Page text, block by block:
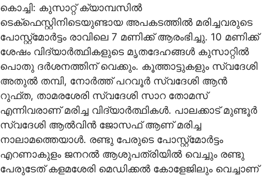
കൊച്ചി: കുസാറ്റ് ക്യാമ്പസില്‍
ടെക്‌ഫെസ്റ്റിനിടെയുണ്ടായ അപകടത്തില്‍ മരിച്ചവരുടെ
പോസ്റ്റ്‌മോര്‍ട്ടം രാവിലെ 7 മണിക്ക് ആരംഭിച്ചു. 10 മണിക്ക്
ശേഷം വിദ്യാര്‍ത്ഥികളുടെ മൃതദേഹങ്ങള്‍ കുസാറ്റില്‍
പൊതു ദര്‍ശനത്തിന് വെക്കും. കൂത്താട്ടുകളും സ്വദേശി
അതുല്‍ തമ്പി, നോര്‍ത്ത് പറവൂര്‍ സ്വദേശി ആന്‍
റുഫ്ത, താമരശേരി സ്വദേശി സാറ തോമസ്
എന്നിവരാണ് മരിച്ച വിദ്യാര്‍ത്ഥികള്‍. പാലക്കാട് മുണ്ടൂര്‍
സ്വദേശി ആല്‍വിന്‍ ജോസഫ് ആണ് മരിച്ച
നാലാമത്തെയാള്‍. രണ്ടു പേരുടെ പോസ്റ്റ്‌മോര്‍ട്ടം
എറണാകുളം ജനറല്‍ ആശുപത്രിയില്‍ വെച്ചും രണ്ടു
പേരുടേത് കളമശേരി മെഡിക്കല്‍ കോളേജിലും വെച്ചാണ്